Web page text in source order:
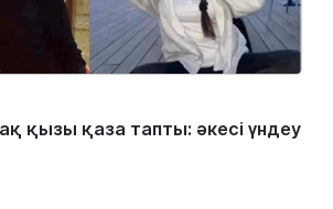
қызы қаза тапты: әкесі үндеу